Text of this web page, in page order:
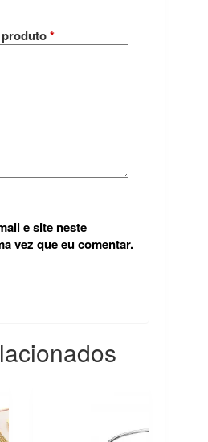
*
e site neste
vez que eu comentar.